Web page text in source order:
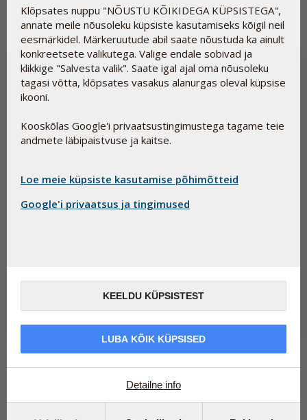
Curcumin Lähtesta
Loe lähemalt...
Teemad
Klõpsates nuppu "NÕUSTU KÕIKIDEGA KÜPSISTEGA",
annate meile nõusoleku küpsiste kasutamiseks kõigil neil
eesmärkidel. Märkeruutude abil saate nõustuda ka ainult
konkreetsete valikutega. Valige endale sobivad ja
klikkige "Salvesta valik". Saate igal ajal oma nõusoleku
tagasi võtta, klõpsates vasakus alanurgas oleval küpsise
ikooni.
Kooskõlas Google'i privaatsustingimustega tagame teie
andmete läbipaistvuse ja kaitse.
Loe meie küpsiste kasutamise põhimõtteid
Google'i privaatsus ja tingimused
KEELDU KÜPSISTEST
LUBA KÕIK KÜPSISED
Detailne info